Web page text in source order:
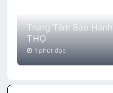
Trung Tâm Bảo
THỌ
1 phút đọc